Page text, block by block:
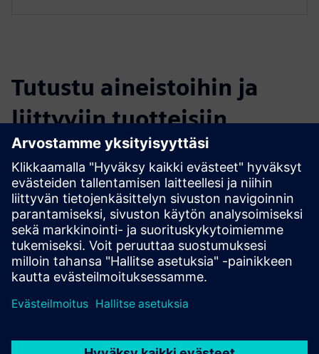
Tutustu aineistoihin ja
liittyviin tuotteisiin
Lisätietoja ja aineistoja
BIM Facility AG projects (German only)
Edellytykset